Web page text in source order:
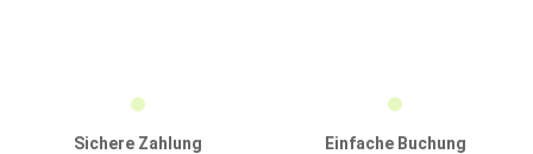
Sichere Zahlung
Einfache Buchung